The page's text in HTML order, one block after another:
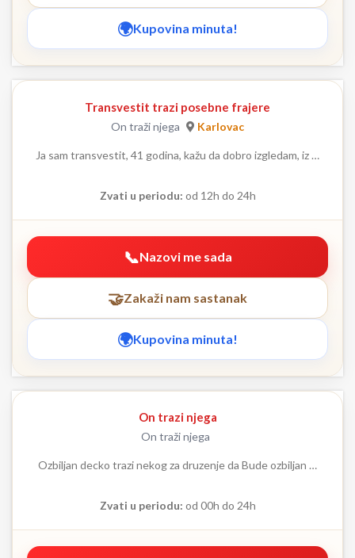
Kupovina minuta!
Transvestit trazi posebne frajere
On traži njega Karlovac
Ja sam transvestit, 41 godina, kažu da dobro izgledam, iz …
Zvati u periodu: od 12h do 24h
Nazovi me sada
Zakaži nam sastanak
Kupovina minuta!
On trazi njega
On traži njega
Ozbiljan decko trazi nekog za druzenje da Bude ozbiljan …
Zvati u periodu: od 00h do 24h